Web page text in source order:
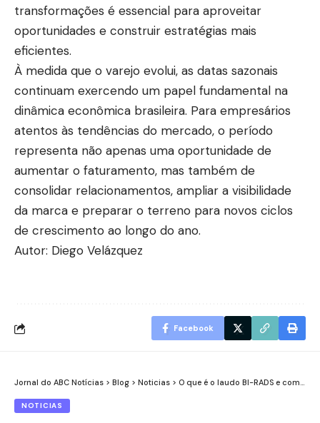
transformações é essencial para aproveitar
oportunidades e construir estratégias mais
eficientes.
À medida que o varejo evolui, as datas sazonais
continuam exercendo um papel fundamental na
dinâmica econômica brasileira. Para empresários
atentos às tendências do mercado, o período
representa não apenas uma oportunidade de
aumentar o faturamento, mas também de
consolidar relacionamentos, ampliar a visibilidade
da marca e preparar o terreno para novos ciclos
de crescimento ao longo do ano.
Autor: Diego Velázquez
Facebook
Jornal do ABC Notícias > Blog > Noticias > O que é o laudo BI-RADS e como as mulheres devem interpretar esse documento, explica o Dr. Vinicius Tadeu Sattin Rodrigues
NOTICIAS